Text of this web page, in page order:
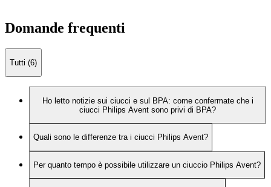
Domande frequenti
Tutti (6)
Ho letto notizie sui ciucci e sul BPA: come confermate che i
ciucci Philips Avent sono privi di BPA?
Quali sono le differenze tra i ciucci Philips Avent?
Per quanto tempo è possibile utilizzare un ciuccio Philips Avent?